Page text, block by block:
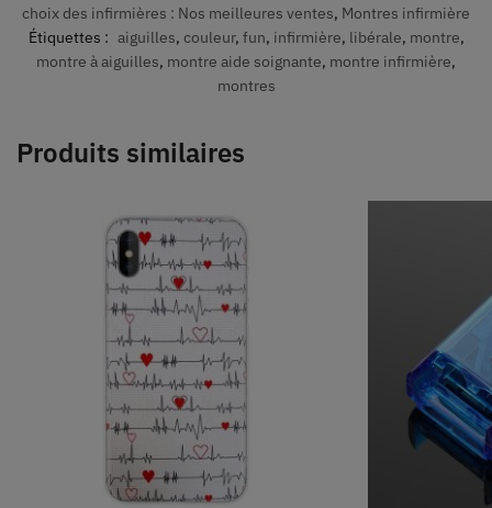
choix des infirmières : Nos meilleures ventes, Montres infirmière
Étiquettes : aiguilles, couleur, fun, infirmière, libérale, montre,
montre à aiguilles, montre aide soignante, montre infirmière,
montres
Produits similaires